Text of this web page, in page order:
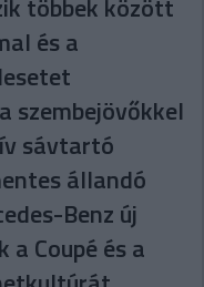
többek között
és a
szembejövőkkel
sávtartó
állandó
Benz új
Coupé és a